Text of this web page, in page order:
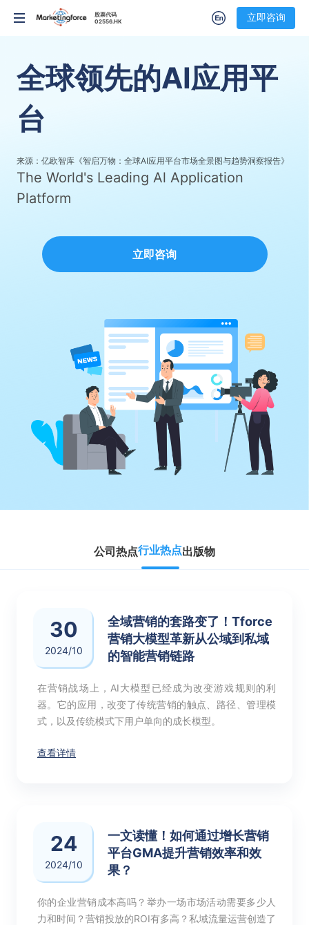
股票代码
02556.HK
立即咨询
全球领先的AI应用平
台
来源：亿欧智库《智启万物：全球AI应用平台市场全景图与趋势洞察报告》
The World's Leading Al Application
Platform
立即咨询
公司热点行业热点出版物
30
2024/10
全域营销的套路变了！Tforce
营销大模型革新从公域到私域
的智能营销链路
在营销战场上，AI大模型已经成为改变游戏规则的利
器。它的应用，改变了传统营销的触点、路径、管理模
式，以及传统模式下用户单向的成长模型。
查看详情
24
2024/10
一文读懂！如何通过增长营销
平台GMA提升营销效率和效
果？
你的企业营销成本高吗？举办一场市场活动需要多少人
力和时间？营销投放的ROI有多高？私域流量运营创造了
股票代码
02556.HK
立即咨询